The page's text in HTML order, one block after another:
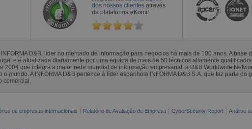
dos nossos clientes através
da plataforma eKomi!
D&B, líder no mercado de informação para negócios há mais de 100 anos. A base
e é atualizada diariamente por uma equipa de mais de 50 técnicos altamente
2004 que integra a maior rede mundial de informação empresarial: a D&B Worldwide
mundo. A INFORMA D&B pertence à líder espanhola INFORMA D&B S.A. que faz parte do
comercial.
de empresas internacionais Relatório de Avaliação de Empresa CyberSecurity Report
Análise